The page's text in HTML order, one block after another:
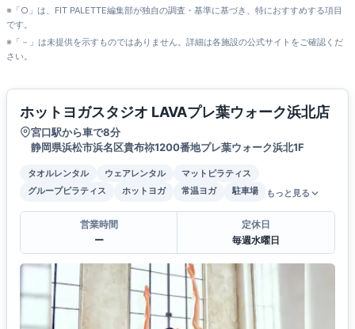
※「○」は、FIT PALETTE編集部が独自の調査・基準に基づき、特におすすめする項目
です。
※「－」は未提供を示すものではありません。詳細は各施設の公式サイトをご確認くだ
さい。
ホットヨガスタジオ LAVAプレ葉ウォーク浜北店
宮口駅から車で8分
静岡県浜松市浜名区貴布祢1200番地プレ葉ウォーク浜北1F
タオルレンタル ウェアレンタル
マットピラティス
グループピラティス
ホットヨガ 常温ヨガ 駐車場 もっと見る
営業時間
ー
定休日
毎週水曜日